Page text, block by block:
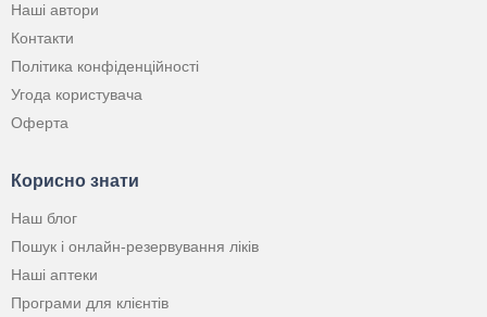
Наші автори
Контакти
Політика конфіденційності
Угода користувача
Оферта
Корисно знати
Наш блог
Пошук і онлайн-резервування ліків
Наші аптеки
Програми для клієнтів